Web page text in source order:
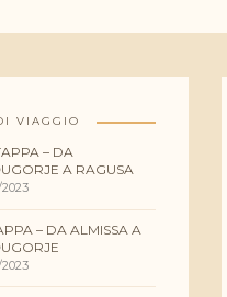
VIAGGIO
– DA
A RAGUSA
– DA ALMISSA A